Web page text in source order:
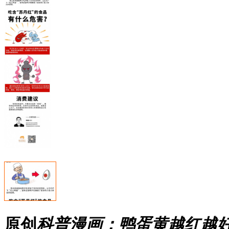
原创科普漫画：鸭蛋黄越红越